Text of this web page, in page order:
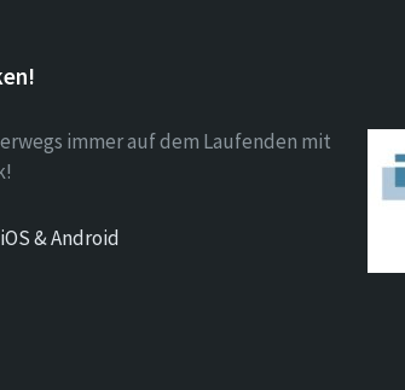
immer auf dem Laufenden mit
& Android